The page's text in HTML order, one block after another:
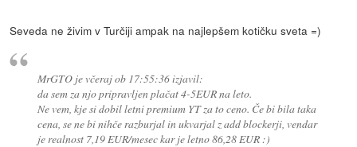
Seveda ne živim v Turčiji ampak na najlepšem kotičku sveta =)
MrGTO je včeraj ob 17:55:36 izjavil:
da sem za njo pripravljen plačat 4-5EUR na leto.
Ne vem, kje si dobil letni premium YT za to ceno. Če bi bila taka
cena, se ne bi nihče razburjal in ukvarjal z add blockerji, vendar
je realnost 7,19 EUR/mesec kar je letno 86,28 EUR :)